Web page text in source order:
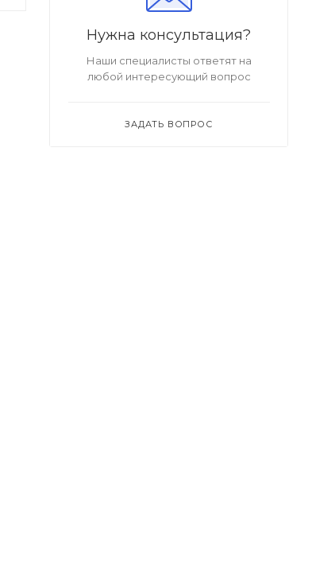
Нужна консультация?
Наши специалисты ответят на
любой интересующий вопрос
ЗАДАТЬ ВОПРОС